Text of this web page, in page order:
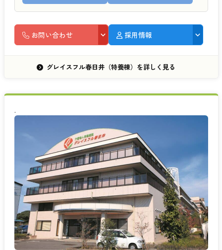
お問い合わせ 採用情報
グレイスフル春日井（特養棟）を詳しく見る
.